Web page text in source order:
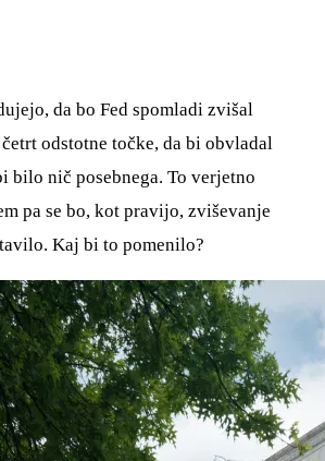
da bo Fed spomladi zvišal
četrt odstotne točke, da bi obvladal
bilo nič posebnega. To verjetno
pa se bo, kot pravijo, zviševanje
Kaj bi to pomenilo?